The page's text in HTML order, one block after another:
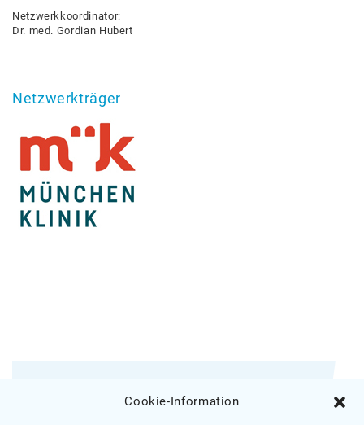
Cookie-Information
Netzwerkkoordinator:
Dr. med. Gordian Hubert
Netzwerkträger
Melden Sie sich für unseren E-Mail-